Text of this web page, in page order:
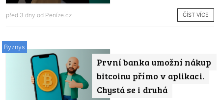
před 3 dny od Peníze.cz ČÍST VÍCE
První banka umožní nákup
bitcoinu přímo v aplikaci.
Chystá se i druhá
Byznys